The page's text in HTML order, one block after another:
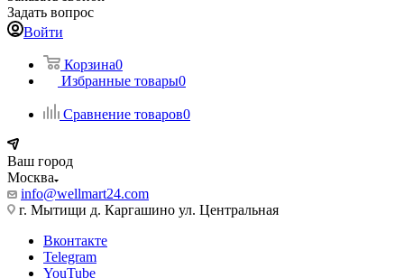
Задать вопрос
Войти
Корзина0
Избранные товары0
Сравнение товаров0
Ваш город
Москва
info@wellmart24.com
г. Мытищи д. Каргашино ул. Центральная
Вконтакте
Telegram
YouTube